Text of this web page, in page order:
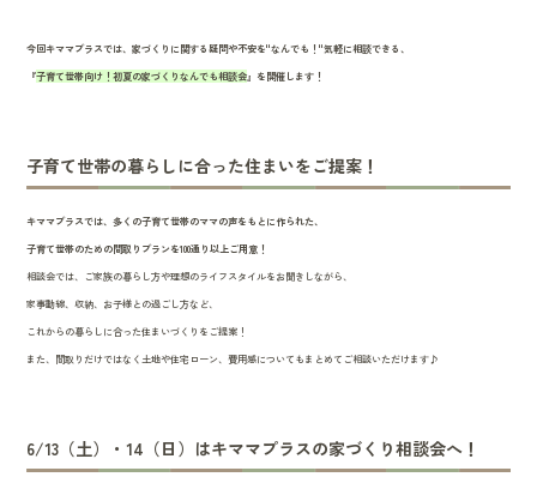
今回キママプラスでは、家づくりに関する疑問や不安を"なんでも！"気軽に相談できる、
『子育て世帯向け！初夏の家づくりなんでも相談会』を開催します！
子育て世帯の暮らしに合った住まいをご提案！
キママプラスでは、多くの子育て世帯のママの声をもとに作られた、
子育て世帯のための間取りプランを100通り以上ご用意！
相談会では、ご家族の暮らし方や理想のライフスタイルをお聞きしながら、
家事動線、収納、お子様との過ごし方など、
これからの暮らしに合った住まいづくりをご提案！
また、間取りだけではなく土地や住宅ローン、費用感についてもまとめてご相談いただけます♪
6/13（土）・14（日）はキママプラスの家づくり相談会へ！